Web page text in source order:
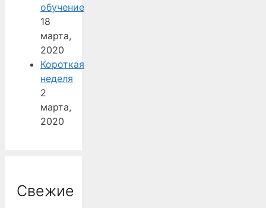
обучение
18
марта,
2020
Короткая
неделя
2
марта,
2020
Свежие